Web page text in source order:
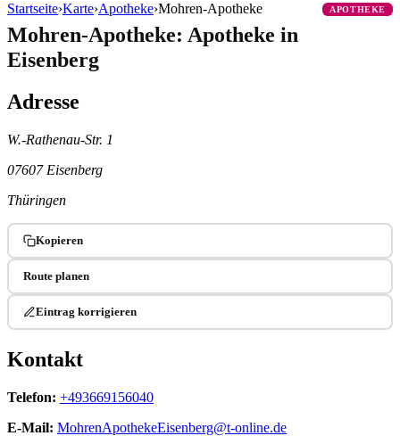
Startseite›Karte›Apotheke›Mohren-Apotheke APOTHEKE
Mohren-Apotheke: Apotheke in
Eisenberg
Adresse
W.-Rathenau-Str. 1
07607 Eisenberg
Thüringen
Kopieren
Route planen
Eintrag korrigieren
Kontakt
Telefon: +493669156040
E-Mail: MohrenApothekeEisenberg@t-online.de